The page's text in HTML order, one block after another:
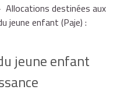
Allocations destinées aux
jeune enfant (Paje) :
jeune enfant